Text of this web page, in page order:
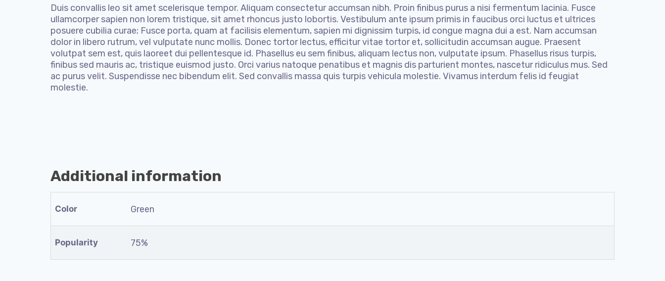
g
q
u
a
n
Duis convallis leo sit amet scelerisque tempor. Aliquam consectetur accumsan nibh. Proin finibus purus a nisi fermentum lacinia. Fusce
ullamcorper sapien non lorem tristique, sit amet rhoncus justo lobortis. Vestibulum ante ipsum primis in faucibus orci luctus et ultrices
posuere cubilia curae; Fusce porta, quam at facilisis elementum, sapien mi dignissim turpis, id congue magna dui a est. Nam accumsan
dolor in libero rutrum, vel vulputate nunc mollis. Donec tortor lectus, efficitur vitae tortor et, sollicitudin accumsan augue. Praesent
volutpat sem est, quis laoreet dui pellentesque id. Phasellus eu sem finibus, aliquam lectus non, vulputate ipsum. Phasellus risus turpis,
finibus sed mauris ac, tristique euismod justo. Orci varius natoque penatibus et magnis dis parturient montes, nascetur ridiculus mus. Sed
ac purus velit. Suspendisse nec bibendum elit. Sed convallis massa quis turpis vehicula molestie. Vivamus interdum felis id feugiat
molestie.
Additional information
Color Green
Popularity 75%